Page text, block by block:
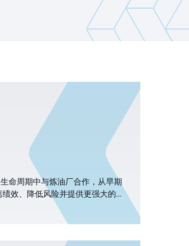
命周期中与炼油厂合作，从早期
效、降低风险并提供更强大的运
专为真实的炼油厂条件而设计，
和周转执行都承受着持续的压